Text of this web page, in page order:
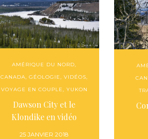
AMÉRIQUE DU NORD,
CANADA,GÉOLOGIE,VIDÉOS,
VOYAGE EN COUPLE, YUKON
Dawson City et le
Klondike en vidéo
25 JANVIER 2018